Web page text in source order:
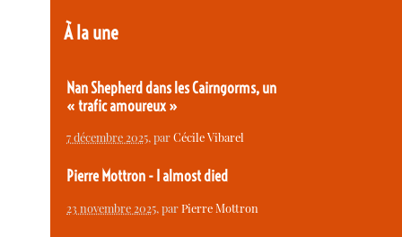
À la une
Nan Shepherd dans les Cairngorms, un
« trafic amoureux »
7 décembre 2025, parCécile Vibarel
Pierre Mottron - I almost died
23 novembre 2025, parPierre Mottron